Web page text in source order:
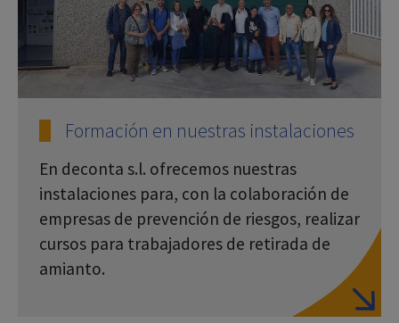
Formación en nuestras instalaciones
En deconta s.l. ofrecemos nuestras
instalaciones para, con la colaboración de
empresas de prevención de riesgos, realizar
cursos para trabajadores de retirada de
amianto.